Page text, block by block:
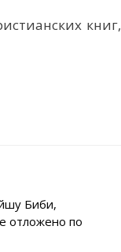
книг,
Биби,
отложено по